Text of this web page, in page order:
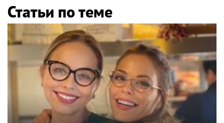
Статьи по теме